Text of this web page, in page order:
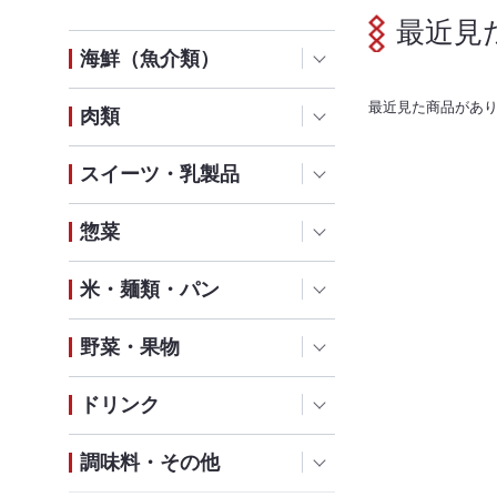
海鮮（魚介類）
肉類
スイーツ・乳製品
惣菜
米・麺類・パン
野菜・果物
ドリンク
調味料・その他
最近見
最近見た商品があり